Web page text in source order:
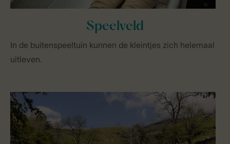
Speelveld
In de buitenspeeltuin kunnen de kleintjes zich helemaal
uitleven.